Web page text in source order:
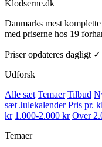
Klodserne.dk
Danmarks mest
med priserne hos 19
Priser opdateres dagligt ✓
Udforsk
Alle sæt Temaer Tilbud
sæt Julekalender Pris pr.
kr 1.000-2.000 kr Over
Temaer